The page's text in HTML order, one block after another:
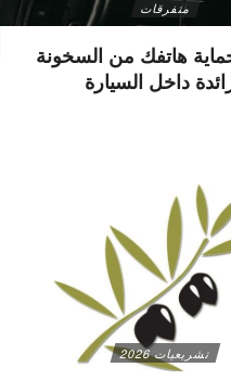
متفرقات
هاتفك من السخونة
داخل السيارة
تشريعيات 2026